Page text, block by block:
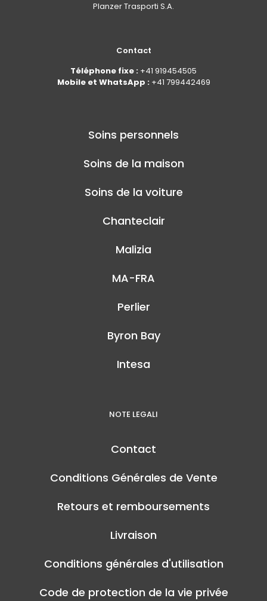
Planzer Trasporti S.A.
Contact
Téléphone fixe : +41 919454505
Mobile et WhatsApp : +41 799442469
Soins personnels
Soins de la maison
Soins de la voiture
Chanteclair
Malizia
MA-FRA
Perlier
Byron Bay
Intesa
NOTE LEGALI
Contact
Conditions Générales de Vente
Retours et remboursements
Livraison
Conditions générales d'utilisation
Code de protection de la vie privée